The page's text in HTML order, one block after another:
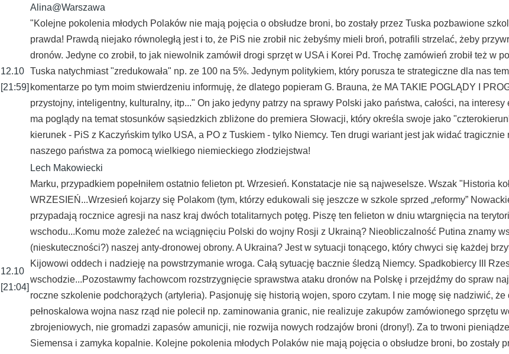
12.10
[21:59]
Alina@Warszawa
"Kolejne pokolenia młodych Polaków nie mają pojęcia o obsłudze broni, bo zostały przez Tuska pozbawione
prawda! Prawdą niejako równoległą jest i to, że PiS nie zrobił nic żebyśmy mieli broń, potrafili strzelać, żeby
dronów. Jedyne co zrobił, to jak niewolnik zamówił drogi sprzęt w USA i Korei Pd. Trochę zamówień zrobił też w
Tuska natychmiast "zredukowała" np. ze 100 na 5%. Jedynym politykiem, który porusza te strategiczne dla nas
komentarze po tym moim stwierdzeniu informuję, że dlatego popieram G. Brauna, że MA TAKIE POGLĄDY I
przystojny, inteligentny, kulturalny, itp..." On jako jedyny patrzy na sprawy Polski jako państwa, całości, na
ma poglądy na temat stosunków sąsiedzkich zbliżone do premiera Słowacji, który określa swoje jako
kierunek - PiS z Kaczyńskim tylko USA, a PO z Tuskiem - tylko Niemcy. Ten drugi wariant jest jak widać
naszego państwa za pomocą wielkiego niemieckiego złodziejstwa!
12.10
[21:04]
Lech Makowiecki
Marku, przypadkiem popełniłem ostatnio felieton pt. Wrzesień. Konstatacje nie są
WRZESIEŃ...Wrzesień kojarzy się Polakom (tym, którzy edukowali się jeszcze w szkole sprzed „reformy”
przypadają rocznice agresji na nasz kraj dwóch totalitarnych potęg. Piszę ten felieton w dniu wtargnięcia na
wschodu...Komu może zależeć na wciągnięciu Polski do wojny Rosji z Ukrainą? Nieobliczalność Putina znamy
(nieskuteczności?) naszej anty-dronowej obrony. A Ukraina? Jest w sytuacji tonącego, który chwyci się każdej
Kijowowi oddech i nadzieję na powstrzymanie wroga. Całą sytuację bacznie śledzą Niemcy. Spadkobiercy III
wschodzie...Pozostawmy fachowcom rozstrzygnięcie sprawstwa ataku dronów na Polskę i przejdźmy do spraw
roczne szkolenie podchorążych (artyleria). Pasjonuję się historią wojen, sporo czytam. I nie mogę się nadziwić,
pełnoskalowa wojna nasz rząd nie polecił np. zaminowania granic, nie realizuje zakupów zamówionego sprzętu
zbrojeniowych, nie gromadzi zapasów amunicji, nie rozwija nowych rodzajów broni (drony!). Za to trwoni
Siemensa i zamyka kopalnie. Kolejne pokolenia młodych Polaków nie mają pojęcia o obsłudze broni, bo